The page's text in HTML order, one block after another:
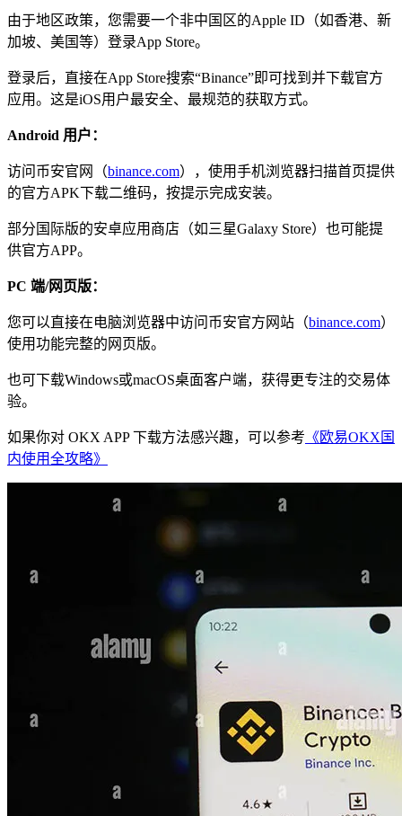
由于地区政策，您需要一个非中国区的Apple ID（如香港、新
加坡、美国等）登录App Store。
登录后，直接在App Store搜索“Binance”即可找到并下载官方
应用。这是iOS用户最安全、最规范的获取方式。
Android 用户：
访问币安官网（binance.com），使用手机浏览器扫描首页提供
的官方APK下载二维码，按提示完成安装。
部分国际版的安卓应用商店（如三星Galaxy Store）也可能提
供官方APP。
PC 端/网页版：
您可以直接在电脑浏览器中访问币安官方网站（binance.com）
使用功能完整的网页版。
也可下载Windows或macOS桌面客户端，获得更专注的交易体
验。
如果你对 OKX APP 下载方法感兴趣，可以参考 《欧易OKX国
内使用全攻略》